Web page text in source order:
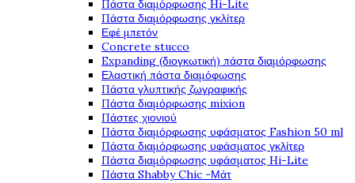
Πάστα διαμόρφωσης Hi-Lite
Πάστα διαμόρφωσης γκλίτερ
Εφέ μπετόν
Concrete stucco
Expanding (διογκωτική) πάστα διαμόρφωσης
Ελαστική πάστα διαμόφωσης
Πάστα γλυπτικής ζωγραφικής
Πάστα διαμόρφωσης mixion
Πάστες χιονιού
Πάστα διαμόρφωσης υφάσματος Fashion 50 ml
Πάστα διαμόρφωσης υφάσματος γκλίτερ
Πάστα διαμόρφωσης υφάσματος Hi-Lite
Πάστα Shabby Chic -Μάτ